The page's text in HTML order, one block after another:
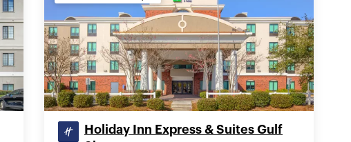
Holiday Inn Express & Suites Gulf